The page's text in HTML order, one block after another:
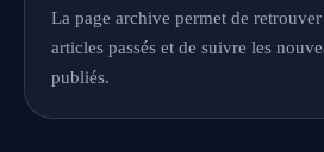
La page archive permet de
articles passés et de suivre les
publiés.